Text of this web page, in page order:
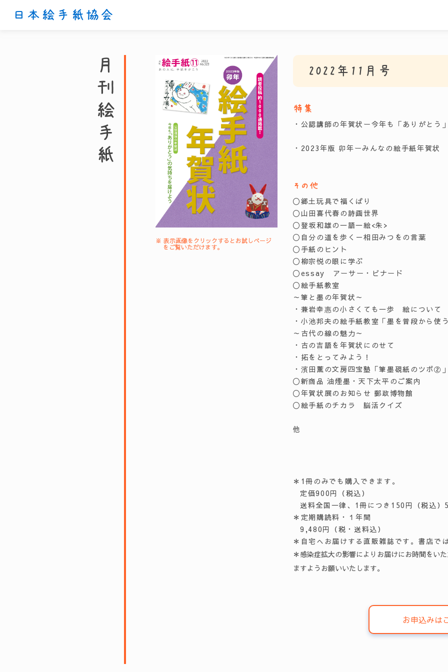
日本絵手紙協会
月刊絵手紙
※ 表示画像をクリックするとお試しページ
をご覧いただけます。
2022年11月号
特集
・公認講師の年賀状ー今年も「ありがとう
・2023年版 卯年ーみんなの絵手紙年賀状
その他
〇郷土玩具で福くばり
〇山田喜代春の詩画世界
〇登坂和雄の一語一絵<朱>
〇自分の道を歩く－相田みつをの言葉
〇手紙のヒント
〇柳宗悦の眼に学ぶ
〇essay アーサー・ビナード
〇絵手紙教室
～筆と墨の年賀状～
・兼岩幸惠の小さくても一歩 絵について
・小池邦夫の絵手紙教室「墨を普段から使
～古代の線の魅力～
・古の吉語を年賀状にのせて
・拓をとってみよう！
・濱田薫の文房四宝塾「筆墨硯紙のツボ②」
〇新商品 油煙墨・天下太平のご案内
〇年賀状展のお知らせ 郵政博物館
〇絵手紙のチカラ 脳活クイズ
他
＊1冊のみでも購入できます。
定価900円（税込）
送料全国一律、1冊につき150円（税込
＊定期購読料・１年間
9,480円（税・送料込）
＊自宅へお届けする直販雑誌です。書店で
＊感染症拡大の影響によりお届けにお時間をい
ますようお願いいたします。
お申込みは